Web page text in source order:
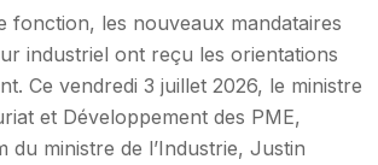
fonction, les nouveaux mandataires
industriel ont reçu les orientations
Ce vendredi 3 juillet 2026, le ministre
et Développement des PME,
du ministre de l’Industrie, Justin